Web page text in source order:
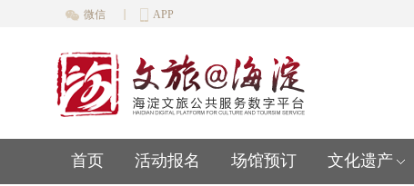
微信 | APP
首页 活动报名 场馆预订 文化遗产